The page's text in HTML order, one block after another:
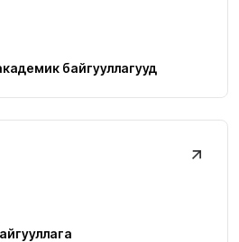
байгууллагууд